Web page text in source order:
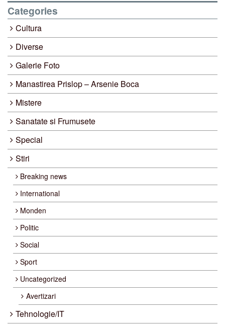
Categories
Cultura
Diverse
Galerie Foto
Manastirea Prislop – Arsenie Boca
Mistere
Sanatate si Frumusete
Special
Stiri
Breaking news
International
Monden
Politic
Social
Sport
Uncategorized
Avertizari
Tehnologie/IT